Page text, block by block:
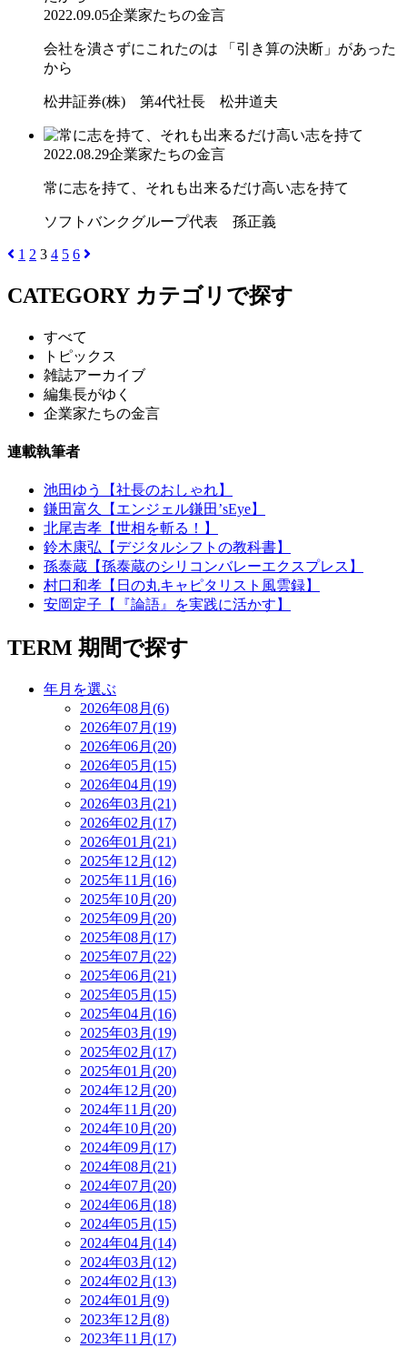
2022.09.05企業家たちの金言
会社を潰さずにこれたのは 「引き算の決断」があった
から
松井証券(株) 第4代社長 松井道夫
2022.08.29企業家たちの金言
常に志を持て、それも出来るだけ高い志を持て
ソフトバンクグループ代表 孫正義
1 2 3 4 5 6
CATEGORY カテゴリで探す
すべて
トピックス
雑誌アーカイブ
編集長がゆく
企業家たちの金言
連載執筆者
池田ゆう【社長のおしゃれ】
鎌田富久【エンジェル鎌田’sEye】
北尾吉孝【世相を斬る！】
鈴木康弘【デジタルシフトの教科書】
孫泰蔵【孫泰蔵のシリコンバレーエクスプレス】
村口和孝【日の丸キャピタリスト風雲録】
安岡定子【『論語』を実践に活かす】
TERM 期間で探す
年月を選ぶ
2026年08月(6)
2026年07月(19)
2026年06月(20)
2026年05月(15)
2026年04月(19)
2026年03月(21)
2026年02月(17)
2026年01月(21)
2025年12月(12)
2025年11月(16)
2025年10月(20)
2025年09月(20)
2025年08月(17)
2025年07月(22)
2025年06月(21)
2025年05月(15)
2025年04月(16)
2025年03月(19)
2025年02月(17)
2025年01月(20)
2024年12月(20)
2024年11月(20)
2024年10月(20)
2024年09月(17)
2024年08月(21)
2024年07月(20)
2024年06月(18)
2024年05月(15)
2024年04月(14)
2024年03月(12)
2024年02月(13)
2024年01月(9)
2023年12月(8)
2023年11月(17)